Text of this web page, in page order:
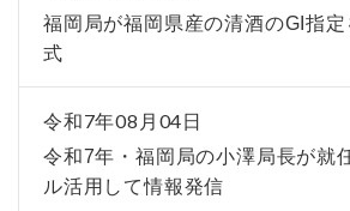
福岡局が福岡県産の清酒のGI指
式
令和7年08月04日
令和7年・福岡局の小澤局長が就
ル活用して情報発信